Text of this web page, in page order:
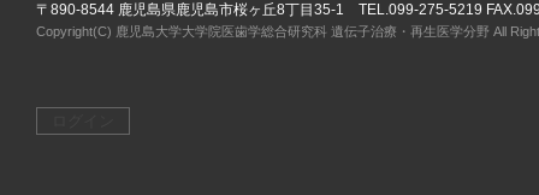
〒890-8544 鹿児島県鹿児島市桜ヶ丘8丁目35-1 TEL.099-275-5219
Copyright(C) 鹿児島大学大学院医歯学総合研究科 遺伝子治療・再生医学分野 All